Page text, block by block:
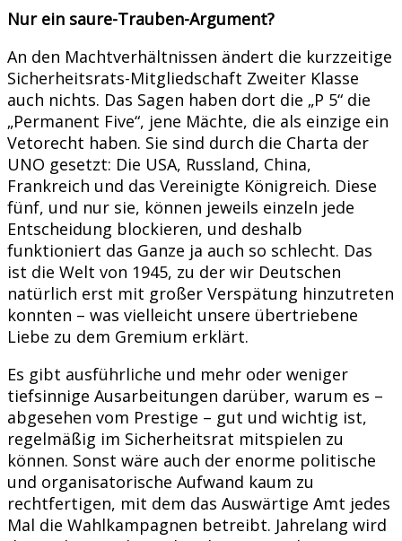
Nur ein saure-Trauben-Argument?
An den Machtverhältnissen ändert die kurzzeitige
Sicherheitsrats-Mitgliedschaft Zweiter Klasse
auch nichts. Das Sagen haben dort die „P 5“ die
„Permanent Five“, jene Mächte, die als einzige ein
Vetorecht haben. Sie sind durch die Charta der
UNO gesetzt: Die USA, Russland, China,
Frankreich und das Vereinigte Königreich. Diese
fünf, und nur sie, können jeweils einzeln jede
Entscheidung blockieren, und deshalb
funktioniert das Ganze ja auch so schlecht. Das
ist die Welt von 1945, zu der wir Deutschen
natürlich erst mit großer Verspätung hinzutreten
konnten – was vielleicht unsere übertriebene
Liebe zu dem Gremium erklärt.
Es gibt ausführliche und mehr oder weniger
tiefsinnige Ausarbeitungen darüber, warum es –
abgesehen vom Prestige – gut und wichtig ist,
regelmäßig im Sicherheitsrat mitspielen zu
können. Sonst wäre auch der enorme politische
und organisatorische Aufwand kaum zu
rechtfertigen, mit dem das Auswärtige Amt jedes
Mal die Wahlkampagnen betreibt. Jahrelang wird